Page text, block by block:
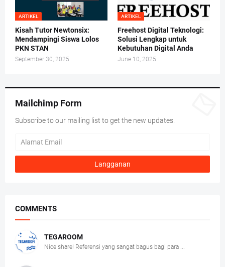
ARTIKEL
Kisah Tutor Newtonsix:
Mendampingi Siswa Lolos
PKN STAN
September 30, 2025
ARTIKEL
Freehost Digital Teknologi:
Solusi Lengkap untuk
Kebutuhan Digital Anda
June 10, 2025
Mailchimp Form
Subscribe to our mailing list to get the new updates.
COMMENTS
TEGAROOM
Nice share! Referensi yang sangat bagus bagi para ...